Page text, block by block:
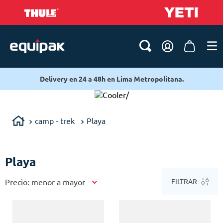
Delivery en 24 a 48h en Lima Metropolitana.
/
camp - trek Playa
Playa
Precio: menor a mayor FILTRAR